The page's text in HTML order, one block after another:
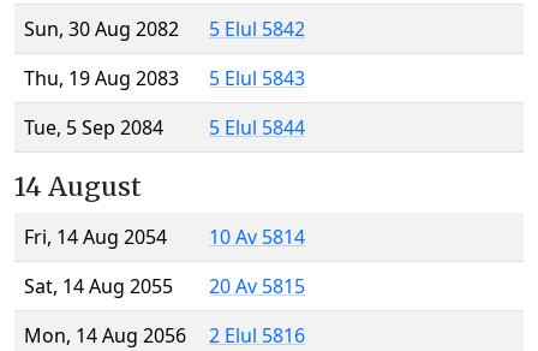
Sun, 30 Aug 2082
5 Elul 5842
Thu, 19 Aug 2083
5 Elul 5843
Tue, 5 Sep 2084
5 Elul 5844
14 August
Fri, 14 Aug 2054
10 Av 5814
Sat, 14 Aug 2055
20 Av 5815
Mon, 14 Aug 2056
2 Elul 5816